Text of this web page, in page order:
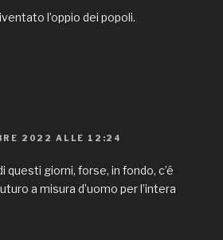
l’oppio dei popoli.
2022 ALLE 12:24
questi giorni, forse, in fondo, c’é
a misura d’uomo per l’intera